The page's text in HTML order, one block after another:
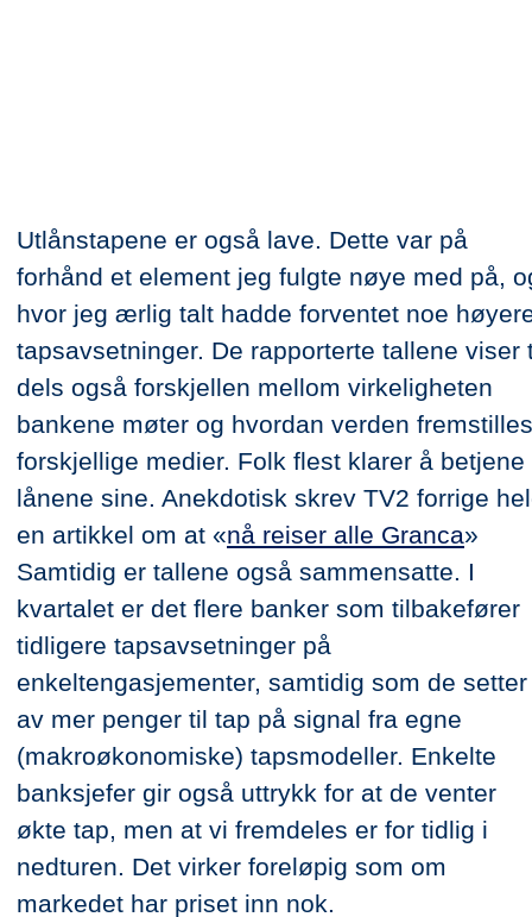
Utlånstapene er også lave. Dette var på
forhånd et element jeg fulgte nøye med på,
hvor jeg ærlig talt hadde forventet noe
tapsavsetninger. De rapporterte tallene viser
dels også forskjellen mellom virkeligheten
bankene møter og hvordan verden
forskjellige medier. Folk flest klarer å betjene
lånene sine. Anekdotisk skrev TV2 forrige
en artikkel om at «nå reiser alle Granca»
Samtidig er tallene også sammensatte. I
kvartalet er det flere banker som tilbakefører
tidligere tapsavsetninger på
enkeltengasjementer, samtidig som de setter
av mer penger til tap på signal fra egne
(makroøkonomiske) tapsmodeller. Enkelte
banksjefer gir også uttrykk for at de venter
økte tap, men at vi fremdeles er for tidlig i
nedturen. Det virker foreløpig som om
markedet har priset inn nok.